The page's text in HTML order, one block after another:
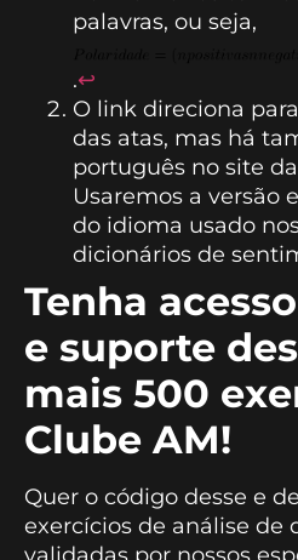
palavras, ou seja,
.↩︎
O link direciona
das atas, mas há
português no site
Usaremos a versão
do idioma usado
dicionários de
Tenha
e suporte
mais 500
Clube AM!
Quer o código desse e
exercícios de análise de
validadas por nossos